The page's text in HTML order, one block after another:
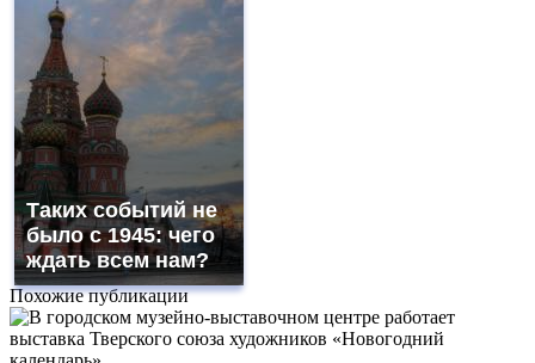
Таких событий не
было с 1945: чего
ждать всем нам?
Похожие публикации